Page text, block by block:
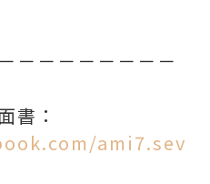
－－－－－－－－
書：
ami7.sev